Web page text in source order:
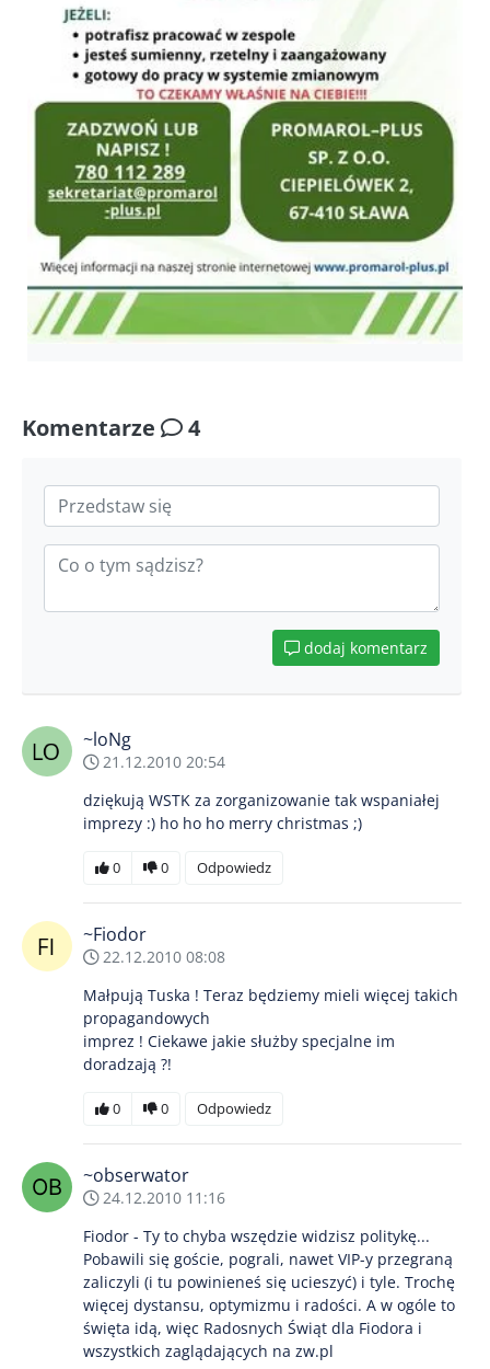
Komentarze 4
dodaj komentarz
~loNg
21.12.2010 20:54
dziękują WSTK za zorganizowanie tak wspaniałej
imprezy :) ho ho ho merry christmas ;)
0 0 Odpowiedz
~Fiodor
22.12.2010 08:08
Małpują Tuska ! Teraz będziemy mieli więcej takich
propagandowych
imprez ! Ciekawe jakie służby specjalne im
doradzają ?!
0 0 Odpowiedz
~obserwator
24.12.2010 11:16
Fiodor - Ty to chyba wszędzie widzisz politykę...
Pobawili się goście, pograli, nawet VIP-y przegraną
zaliczyli (i tu powinieneś się ucieszyć) i tyle. Trochę
więcej dystansu, optymizmu i radości. A w ogóle to
święta idą, więc Radosnych Świąt dla Fiodora i
wszystkich zaglądających na zw.pl